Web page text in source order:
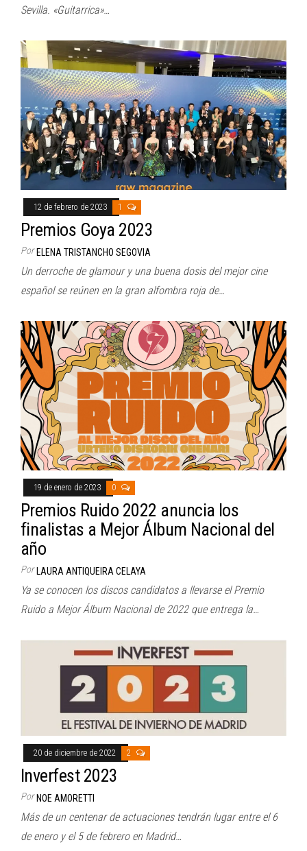
Sevilla. «Guitarrica»…
12 de febrero de 2023 1
Premios Goya 2023
Por ELENA TRISTANCHO SEGOVIA
Un derroche de glamour y una buena dosis del mejor cine
español se reúnen en la gran alfombra roja de…
19 de enero de 2023 0
Premios Ruido 2022 anuncia los
finalistas a Mejor Álbum Nacional del
año
Por LAURA ANTIQUEIRA CELAYA
Ya se conocen los discos candidatos a llevarse el Premio
Ruido a Mejor Álbum Nacional de 2022 que entrega la…
20 de diciembre de 2022 2
Inverfest 2023
Por NOE AMORETTI
Más de un centenar de actuaciones tendrán lugar entre el 6
de enero y el 5 de febrero en Madrid…